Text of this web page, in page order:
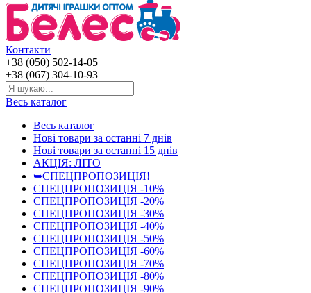
Контакти
+38 (050) 502-14-05
+38 (067) 304-10-93
Весь каталог
Весь каталог
Нові товари за останнi 7 днiв
Нові товари за останнi 15 днiв
АКЦІЯ: ЛІТО
➥СПЕЦПРОПОЗИЦІЯ!
СПЕЦПРОПОЗИЦІЯ -10%
СПЕЦПРОПОЗИЦІЯ -20%
СПЕЦПРОПОЗИЦІЯ -30%
СПЕЦПРОПОЗИЦІЯ -40%
СПЕЦПРОПОЗИЦІЯ -50%
СПЕЦПРОПОЗИЦІЯ -60%
СПЕЦПРОПОЗИЦІЯ -70%
СПЕЦПРОПОЗИЦІЯ -80%
СПЕЦПРОПОЗИЦІЯ -90%